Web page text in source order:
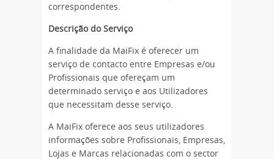
correspondentes.
Descrição do Serviço
A finalidade da MaiFix é oferecer um
serviço de contacto entre Empresas e/ou
Profissionais que ofereçam um
determinado serviço e aos Utilizadores
que necessitam desse serviço.
A MaiFix oferece aos seus utilizadores
informações sobre Profissionais, Empresas,
Lojas e Marcas relacionadas com o sector